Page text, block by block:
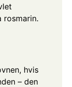
rosmarin.
hvis
– den